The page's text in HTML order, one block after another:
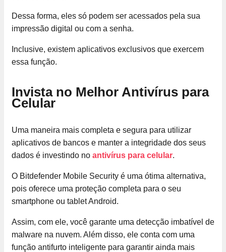
Dessa forma, eles só podem ser acessados pela sua
impressão digital ou com a senha.
Inclusive, existem aplicativos exclusivos que exercem
essa função.
Invista no Melhor Antivírus para
Celular
Uma maneira mais completa e segura para utilizar
aplicativos de bancos e manter a integridade dos seus
dados é investindo no antivírus para celular.
O Bitdefender Mobile Security é uma ótima alternativa,
pois oferece uma proteção completa para o seu
smartphone ou tablet Android.
Assim, com ele, você garante uma detecção imbatível de
malware na nuvem. Além disso, ele conta com uma
função antifurto inteligente para garantir ainda mais